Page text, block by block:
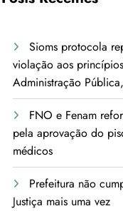
Sioms protocola
violação aos
Administração
FNO e Fenam
pela aprovação do
médicos
Prefeitura não
Justiça mais uma vez